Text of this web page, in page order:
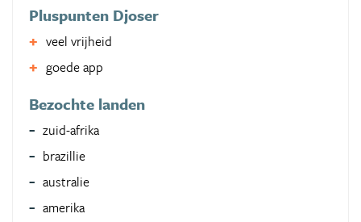
Pluspunten Djoser
veel vrijheid
goede app
Bezochte landen
zuid-afrika
brazillie
australie
amerika